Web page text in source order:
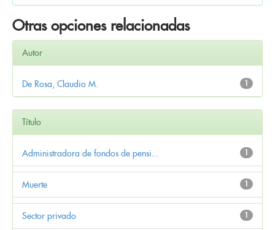
Otras opciones relacionadas
Autor
1
De Rosa, Claudio M.
Título
1
Administradora de fondos de pensi...
1
Muerte
1
Sector privado